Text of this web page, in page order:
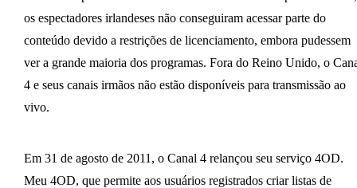
os espectadores irlandeses não conseguiram acessar parte do
conteúdo devido a restrições de licenciamento, embora pudessem
ver a grande maioria dos programas. Fora do Reino Unido, o
4 e seus canais irmãos não estão disponíveis para transmissão ao
vivo.
Em 31 de agosto de 2011, o Canal 4 relançou seu serviço 4OD.
Meu 4OD, que permite aos usuários registrados criar listas de